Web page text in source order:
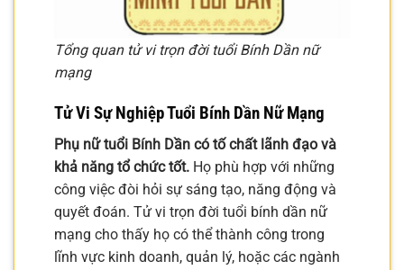
Tổng quan tử vi trọn đời tuổi Bính Dần nữ
mạng
Tử Vi Sự Nghiệp Tuổi Bính Dần Nữ Mạng
Phụ nữ tuổi Bính Dần có tố chất lãnh đạo và
khả năng tổ chức tốt. Họ phù hợp với những
công việc đòi hỏi sự sáng tạo, năng động và
quyết đoán. Tử vi trọn đời tuổi bính dần nữ
mạng cho thấy họ có thể thành công trong
lĩnh vực kinh doanh, quản lý, hoặc các ngành